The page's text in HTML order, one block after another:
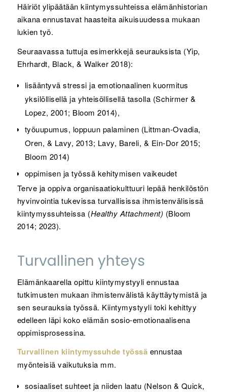
Häiriöt ylipäätään kiintymyssuhteissa elämänhistorian
aikana ennustavat haasteita aikuisuudessa mukaan
lukien työ.
Seuraavassa tuttuja esimerkkejä seurauksista (Yip,
Ehrhardt, Black, & Walker 2018):
lisääntyvä stressi ja emotionaalinen kuormitus
yksilöllisellä ja yhteisöllisellä tasolla (Schirmer &
Lopez, 2001; Bloom 2014),
työuupumus, loppuun palaminen (Littman‐Ovadia,
Oren, & Lavy, 2013; Lavy, Bareli, & Ein‐Dor 2015;
Bloom 2014)
oppimisen ja työssä kehitymisen vaikeudet
Terve ja oppiva organisaatiokulttuuri lepää henkilöstön
hyvinvointia tukevissa turvallisissa ihmistenvälisissä
kiintymyssuhteissa (Healthy Attachment) (Bloom
2014; 2023).
Turvallinen yhteys
Elämänkaarella opittu kiintymystyyli ennustaa
tutkimusten mukaan ihmistenvälistä käyttäytymistä ja
sen seurauksia työssä. Kiintymystyyli toki kehittyy
edelleen läpi koko elämän sosio-emotionaalisena
oppimisprosessina.
Turvallinen kiintymyssuhde työssä ennustaa
myönteisiä vaikutuksia mm.
sosiaaliset suhteet ja niiden laatu (Nelson & Quick,